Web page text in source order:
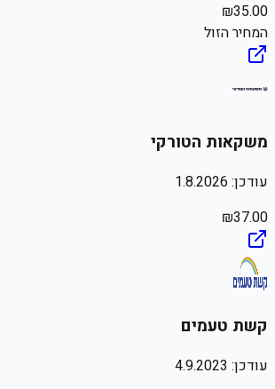
₪35.00
המחיר הזול
משקאות הטורקי
עודכן: 1.8.2026
₪37.00
קשת טעמים
עודכן: 4.9.2023